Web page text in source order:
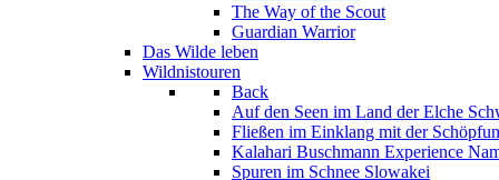
The Way of the Scout
Guardian Warrior
Das Wilde leben
Wildnistouren
Back
Auf den Seen im Land der Elche
Fließen im Einklang mit der
Kalahari Buschmann Experience
Spuren im Schnee Slowakei